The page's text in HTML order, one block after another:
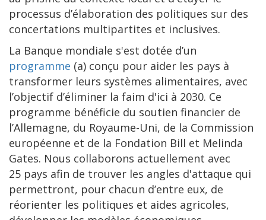
processus d’élaboration des politiques sur des
concertations multipartites et inclusives.
La Banque mondiale s'est dotée d’un
programme (a) conçu pour aider les pays à
transformer leurs systèmes alimentaires, avec
l’objectif d’éliminer la faim d'ici à 2030. Ce
programme bénéficie du soutien financier de
l’Allemagne, du Royaume-Uni, de la Commission
européenne et de la Fondation Bill et Melinda
Gates. Nous collaborons actuellement avec
25 pays afin de trouver les angles d'attaque qui
permettront, pour chacun d’entre eux, de
réorienter les politiques et aides agricoles,